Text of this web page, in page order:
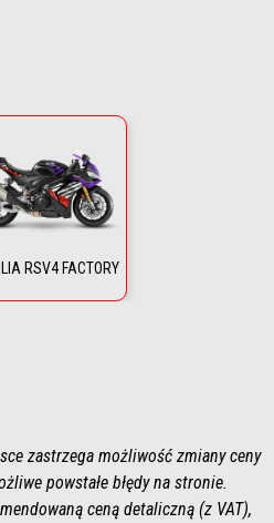
RSV4 FACTORY
zastrzega możliwość zmiany ceny
powstałe błędy na stronie.
ceną detaliczną (z VAT),